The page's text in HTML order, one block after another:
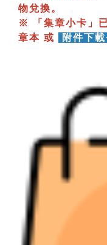
物兌換。
※ 「集章小卡」
章本 或
附件下